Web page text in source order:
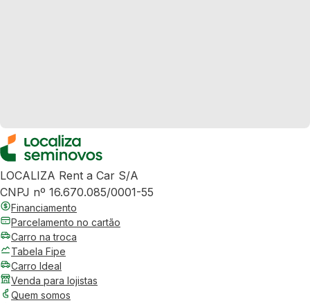
LOCALIZA Rent a Car S/A
CNPJ nº 16.670.085/0001-55
Financiamento
Parcelamento no cartão
Carro na troca
Tabela Fipe
Carro Ideal
Venda para lojistas
Quem somos